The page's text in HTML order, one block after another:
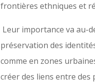
frontières ethniques et
Leur importance va au-
préservation des
comme en zones
créer des liens entre des